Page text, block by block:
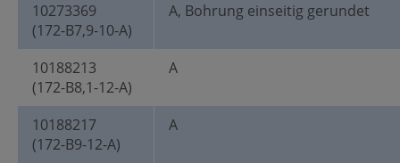
10273369
(172-B7,9-10-A)
A, Bohrung einseitig gerundet
10188213
(172-B8,1-12-A)
A
10188217
(172-B9-12-A)
A